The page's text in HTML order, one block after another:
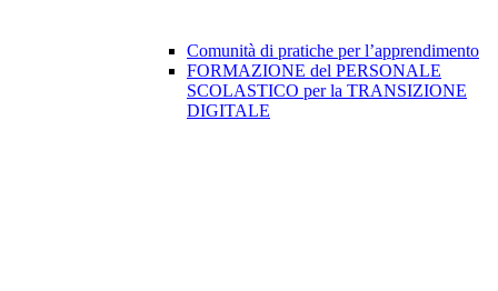
Comunità di pratiche per l’apprendimento
FORMAZIONE del PERSONALE
SCOLASTICO per la TRANSIZIONE
DIGITALE